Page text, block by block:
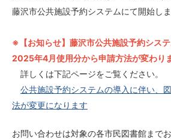
藤沢市公共施設予約システムにて開始しま
※【お知らせ】藤沢市公共施設予約システ
2025年4月使用分から申請方法が変わり
詳しくは下記ページをご覧ください。
公共施設予約システムの導入に伴い、
法が変更になります
お問い合わせは対象の各市民図書館まで